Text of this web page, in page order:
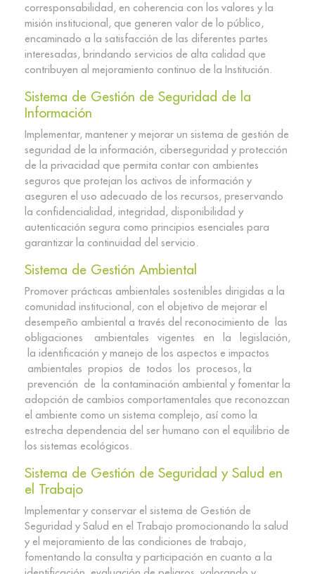
corresponsabilidad, en coherencia con los valores y la
misión institucional, que generen valor de lo público,
encaminado a la satisfacción de las diferentes partes
interesadas, brindando servicios de alta calidad que
contribuyen al mejoramiento continuo de la Institución.​
Sistema de Gestión de Seguridad de la
Información​
Implementar, mantener y mejorar un sistema de gestión de
seguridad de la información, ciberseguridad y protección
de la privacidad que permita contar con ambientes
seguros que protejan los activos de información y
aseguren el uso adecuado de los recursos, preservando
la confidencialidad, integridad, disponibilidad y
autenticación segura como principios esenciales para
garantizar la continuidad del servicio.
Sistema de Gestión Ambiental​
Promover prácticas ambientales sostenibles dirigidas a la
comunidad institucional, con el objetivo de mejorar el
desempeño ambiental a través del reconocimiento de las
obligaciones ambientales vigentes en la legislación,
la identificación y manejo de los aspectos e impactos
ambientales propios de todos los procesos, la
prevención de la contaminación​ ambiental y fomentar la
adopción de cambios comportamentales que reconozcan
el ambiente como un sistema complejo, así como la
estrecha dependencia del ser humano con el equilibrio de
los sistemas ecológicos.
Sistema de Gestión de Seguridad y Salud en
el Trabajo​
Implementar y conservar el sistema de Gestión de
Seguridad y Salud en el Trabajo promocionando la salud
y el mejoramiento de las condiciones de trabajo,
fomentando la consulta y participación en cuanto a la